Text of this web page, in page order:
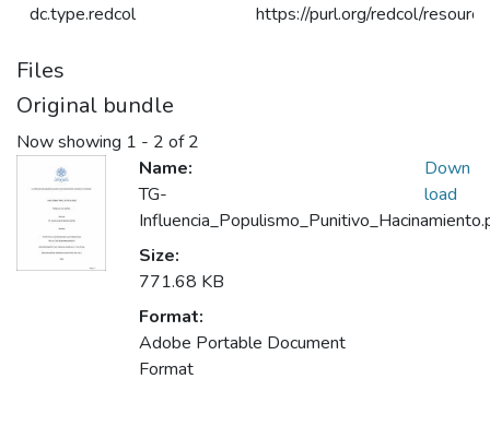
dc.type.redcol https://purl.org/redcol/
Files
Original bundle
Now showing 1 - 2 of 2
Name:
TG-
Size:
771.68 KB
Format:
Adobe Portable Document
Format
Down
load